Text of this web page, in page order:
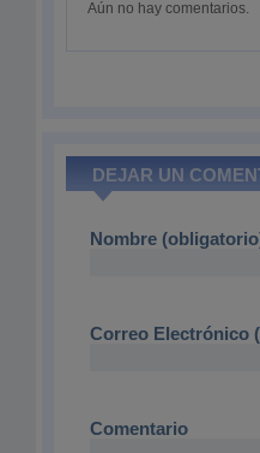
Aún no hay comentarios.
DEJAR UN
Nombre
Correo Electrónico
Comentario